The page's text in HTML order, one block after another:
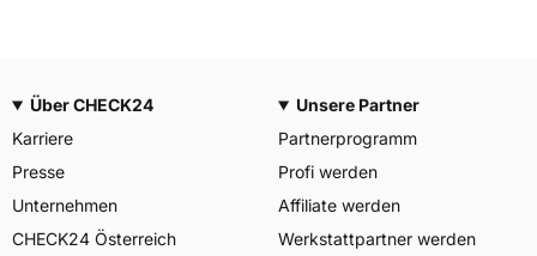
Über CHECK24
Karriere
Presse
Unternehmen
CHECK24 Österreich
Unsere Partner
Partnerprogramm
Profi werden
Affiliate werden
Werkstattpartner werden